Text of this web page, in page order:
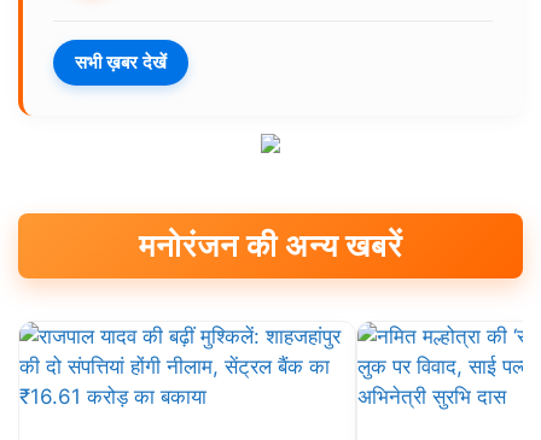
सभी ख़बर देखें
मनोरंजन की अन्य खबरें